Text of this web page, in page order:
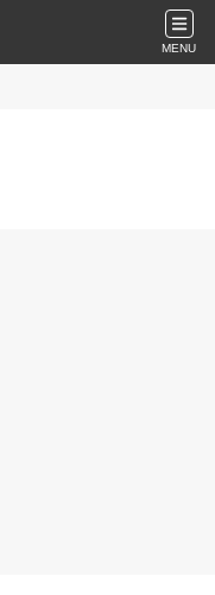
MENU